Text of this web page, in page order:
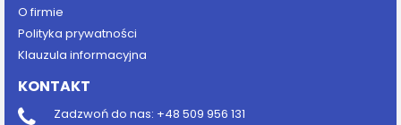
O firmie
Polityka prywatności
Klauzula informacyjna
KONTAKT
Zadzwoń do nas: +48 509 956 131